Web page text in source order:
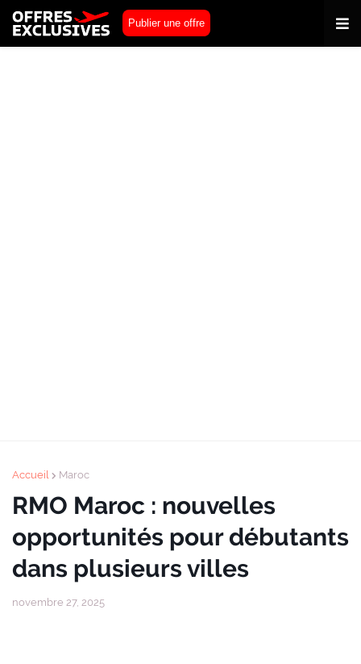
Publier une offre
Accueil Maroc
RMO Maroc : nouvelles
opportunités pour débutants
dans plusieurs villes
novembre 27, 2025